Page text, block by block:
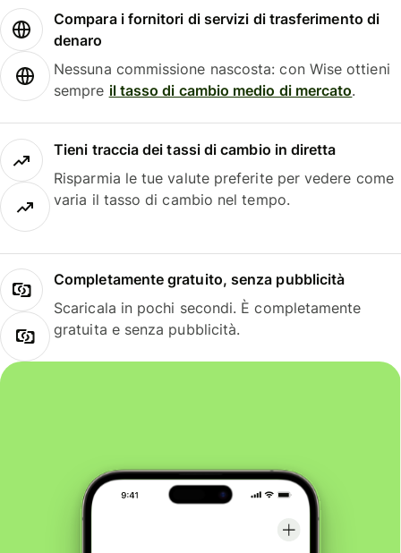
Compara i fornitori di servizi di trasferimento di
denaro
Nessuna commissione nascosta: con Wise ottieni
sempre il tasso di cambio medio di mercato.
Tieni traccia dei tassi di cambio in diretta
Risparmia le tue valute preferite per vedere come
varia il tasso di cambio nel tempo.
Completamente gratuito, senza pubblicità
Scaricala in pochi secondi. È completamente
gratuita e senza pubblicità.